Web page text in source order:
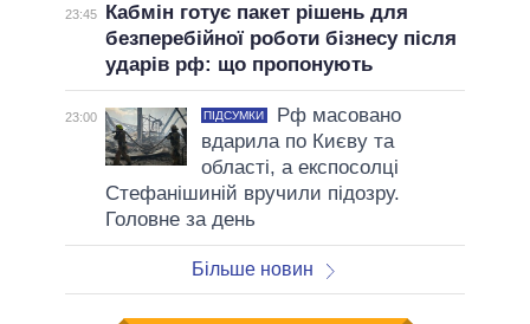
23:45
Кабмін готує пакет рішень для
безперебійної роботи бізнесу після
ударів рф: що пропонують
23:00 ПІДСУМКИ
Рф масовано
вдарила по Києву та
області, а експосолці
Стефанішиній вручили підозру.
Головне за день
Більше новин